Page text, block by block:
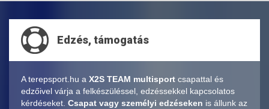
Edzés, támogatás
A terepsport.hu a X2S TEAM multisport csapattal és
edzőivel várja a felkészüléssel, edzéssekkel kapcsolatos
kérdéseket. Csapat vagy személyi edzéseken is állunk az